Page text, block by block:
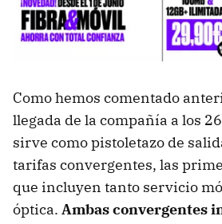
Como hemos comentado
llegada de la compañía a los
sirve como pistoletazo de
tarifas convergentes, las
que incluyen tanto servicio
óptica. Ambas convergentes